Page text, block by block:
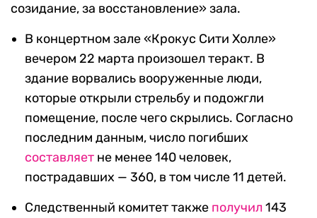
созидание, за восстановление» зала.
В концертном зале «Крокус Сити Холле»
вечером 22 марта произошел теракт. В
здание ворвались вооруженные люди,
которые открыли стрельбу и подожгли
помещение, после чего скрылись. Согласно
последним данным, число погибших
составляет не менее 140 человек,
пострадавших — 360, в том числе 11 детей.
Следственный комитет также получил 143